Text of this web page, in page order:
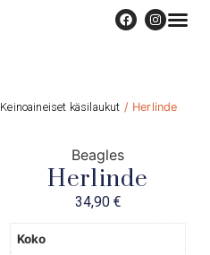
Keinoaineiset käsilaukut / Herlinde
Beagles
Herlinde
34,90 €
Koko